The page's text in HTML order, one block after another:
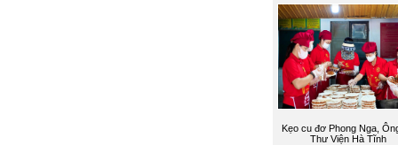
Kẹo cu đơ Phong Nga,
Thư Viện Hà Tĩnh